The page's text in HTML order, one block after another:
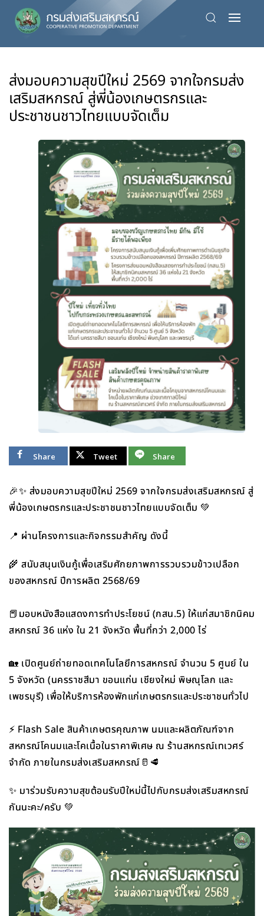
Skip
to
content
ส่งมอบความสุขปีใหม่ 2569 จากใจกรมส่ง
เสริมสหกรณ์ สู่พี่น้องเกษตรกรและ
ประชาชนชาวไทยแบบจัดเต็ม
Share Tweet Share
🎉✨ ส่งมอบความสุขปีใหม่ 2569 จากใจกรมส่งเสริมสหกรณ์ สู่
พี่น้องเกษตรกรและประชาชนชาวไทยแบบจัดเต็ม 💚
📍 ผ่านโครงการและกิจกรรมสำคัญ ดังนี้
🌾 สนับสนุนเงินกู้เพื่อเสริมศักยภาพการรวบรวมข้าวเปลือก
ของสหกรณ์ ปีการผลิต 2568/69
📕มอบหนังสือแสดงการทำประโยชน์ (กสน.5) ให้แก่สมาชิกนิคม
สหกรณ์ 36 แห่ง ใน 21 จังหวัด พื้นที่กว่า 2,000 ไร่
🏡 เปิดศูนย์ถ่ายทอดเทคโนโลยีการสหกรณ์ จำนวน 5 ศูนย์ ใน
5 จังหวัด (นครราชสีมา ขอนแก่น เชียงใหม่ พิษณุโลก และ
เพชรบุรี) เพื่อให้บริการห้องพักแก่เกษตรกรและประชาชนทั่วไป
⚡ Flash Sale สินค้าเกษตรคุณภาพ นมและผลิตภัณฑ์จาก
สหกรณ์โคนมและโคเนื้อในราคาพิเศษ ณ ร้านสหกรณ์เทเวศร์
จำกัด ภายในกรมส่งเสริมสหกรณ์🥛🥩
✨ มาร่วมรับความสุขต้อนรับปีใหม่นี้ไปกับกรมส่งเสริมสหกรณ์
กันนะคะ/ครับ 💚